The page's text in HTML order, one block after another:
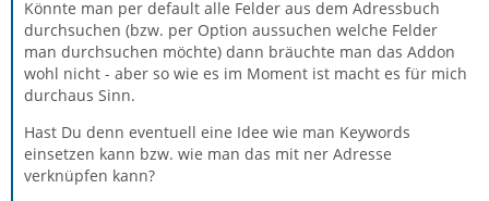
Könnte man per default alle Felder aus dem Adressbuch
durchsuchen (bzw. per Option aussuchen welche Felder
man durchsuchen möchte) dann bräuchte man das Addon
wohl nicht - aber so wie es im Moment ist macht es für mich
durchaus Sinn.
Hast Du denn eventuell eine Idee wie man Keywords
einsetzen kann bzw. wie man das mit ner Adresse
verknüpfen kann?